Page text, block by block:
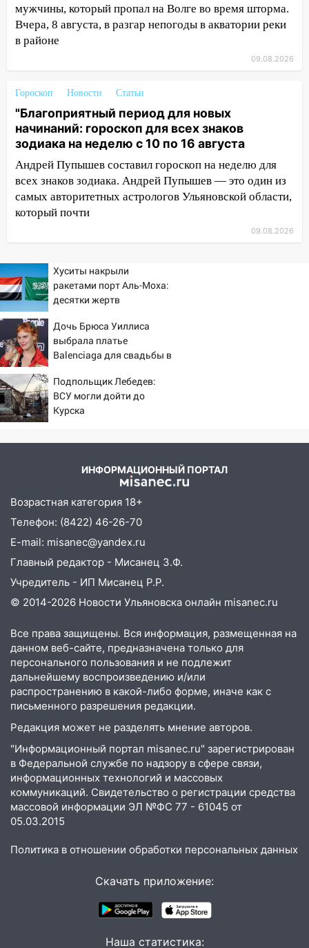
08:11 На Ульяновск снова надвигается
непогода
07:30
означают классы бензина и можно ли
современные автомобили
06:30 Какая погода будет в Ульяновской
области днем 9 августа
05:05 День, когда всё может
измениться: гороскоп на 9 августа —
три знака получат шанс, который нельзя
упустить
Волге перевернулась лодка
19:55
В Ульяновске упавшее дерево
заблокировало в машине двух женщин
17:15
В Ульяновской области
ремонтируют девять мостов: один уже
готов, ещё два — почти завершены
17:00
«Ульяновскалипсис»: последствия
урагана 8 августа
области на 9 августа
Из-за мощной непогоды в
Ульяновске отменили фестиваль «Наше
время»
16:17 Мелекесский район первым в
Ульяновской области намолотил более
100 тысяч тонн зерна
15:17 В колледжи и техникумы
Ульяновской области подали более 10
15:04 Фоторепортаж с улиц Ульяновска
после шторма: поваленные деревья и
затопленные улицы
14:28 Ураган вырвал остановку на улице
Деева в Заволжье
14:26
Жители Ульяновска сами
пытаются расчистить ливнёвки, не
дождавшись коммунальщиков
14:16 Шторм продолжает ломать город:
на улице Любови Шевцовой рухнул
светофор
14:14
Студента из Ульяновска обманули
Куда жаловаться ульяновцам на
упавшее дерево или затопленную улицу
после непогоды
В Новом городе ураганным
мужчины, который пропал на Волге во время шторма.
Вчера, 8 августа, в разгар непогоды в акватории реки
в районе
09.08.2026
Гороскоп Новости Статьи
"Благоприятный период для новых
начинаний: гороскоп для всех знаков
зодиака на неделю с 10 по 16 августа
Андрей Пупышев составил гороскоп на неделю для
всех знаков зодиака. Андрей Пупышев — это один из
самых авторитетных астрологов Ульяновской области,
который почти
09.08.2026
Хуситы накрыли
ракетами порт Аль-Моха:
десятки жертв
Дочь Брюса Уиллиса
выбрала платье
Balenciaga для свадьбы в
Подпольщик Лебедев:
ВСУ могли дойти до
Курска
ИНФОРМАЦИОННЫЙ ПОРТАЛ
Возрастная категория 18+
Телефон: (8422) 46-26-70
E-mail: misanec@yandex.ru
Главный редактор - Мисанец З.Ф.
Учредитель - ИП Мисанец Р.Р.
© 2014-2026 Новости Ульяновска онлайн misanec.ru
Все права защищены. Вся информация, размещенная на
данном веб-сайте, предназначена только для
персонального пользования и не подлежит
дальнейшему воспроизведению и/или
распространению в какой-либо форме, иначе как с
письменного разрешения редакции.
Редакция может не разделять мнение авторов.
"Информационный портал misanec.ru" зарегистрирован
в Федеральной службе по надзору в сфере связи,
информационных технологий и массовых
коммуникаций. Свидетельство о регистрации средства
массовой информации ЭЛ №ФС 77 - 61045 от
05.03.2015
Политика в отношении обработки персональных данных
Скачать приложение:
Наша статистика: